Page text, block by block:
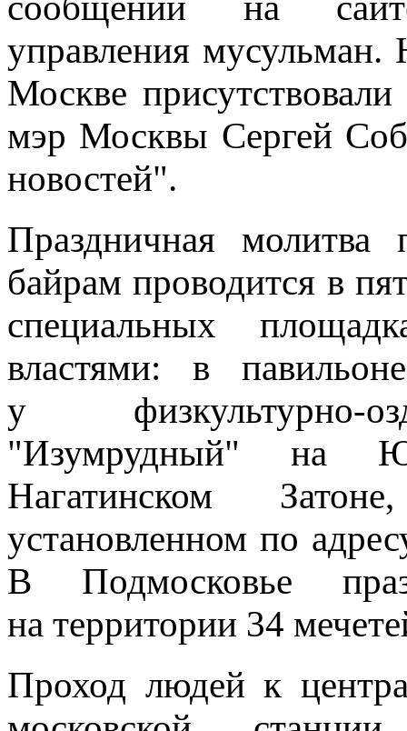
управления
Москве
мэр Москвы Сергей
новостей".
Праздничная
байрам проводится в
специальных
властями: в
у физкультурно-
"Изумрудный" на
Нагатинском
установленном по
В Подмосковье
на территории 34
Проход людей к